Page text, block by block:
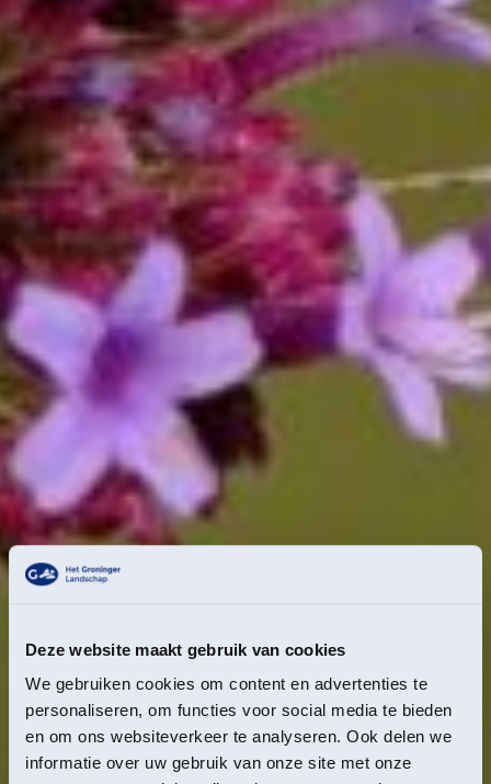
Deze website maakt gebruik van cookies
We gebruiken cookies om content en advertenties te
personaliseren, om functies voor social media te bieden
en om ons websiteverkeer te analyseren. Ook delen we
informatie over uw gebruik van onze site met onze